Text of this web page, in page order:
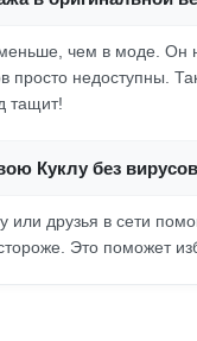
чем в моде. Он
просто недоступны.
тащит!
Куклу без
друзья в сети
Это поможет